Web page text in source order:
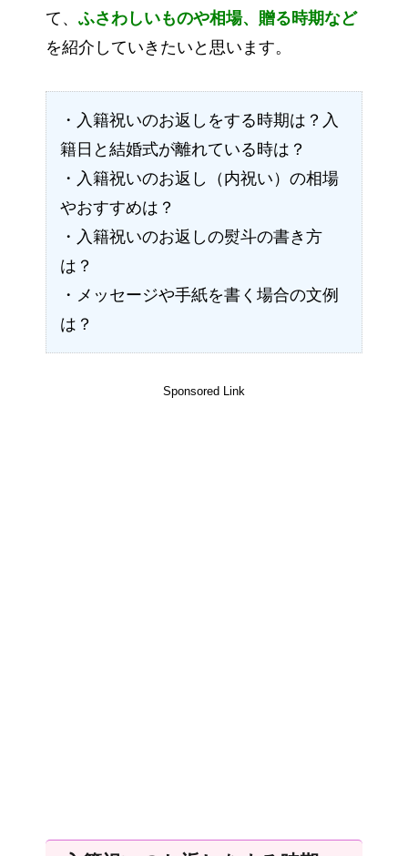
て、 ふさわしいものや相場、贈る時期など
を紹介していきたいと思います。
・入籍祝いのお返しをする時期は？入
籍日と結婚式が離れている時は？
・入籍祝いのお返し（内祝い）の相場
やおすすめは？
・入籍祝いのお返しの熨斗の書き方
は？
・メッセージや手紙を書く場合の文例
は？
Sponsored Link